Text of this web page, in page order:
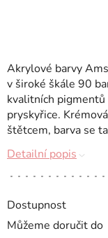
Dostupnost
Můžeme doručit do
Akrylové barvy
v široké škále 90
kvalitních
pryskyřice.
štětcem, barva se
Detailní popis